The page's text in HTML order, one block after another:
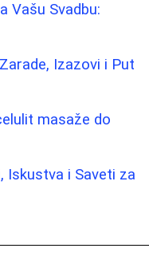
Vašu Svadbu:
Izazovi i Put
masaže do
Iskustva i Saveti za